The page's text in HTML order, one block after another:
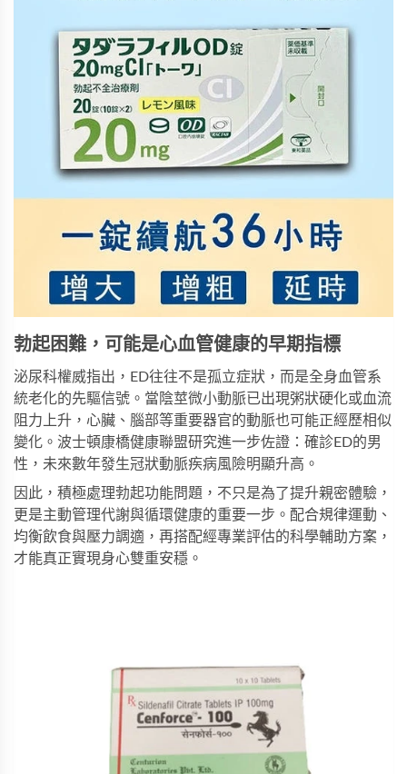
勃起困難，可能是心血管健康的早期指標
泌尿科權威指出，ED往往不是孤立症狀，而是全身血管系
統老化的先驅信號。當陰莖微小動脈已出現粥狀硬化或血流
阻力上升，心臟、腦部等重要器官的動脈也可能正經歷相似
變化。波士頓康橋健康聯盟研究進一步佐證：確診ED的男
性，未來數年發生冠狀動脈疾病風險明顯升高。
因此，積極處理勃起功能問題，不只是為了提升親密體驗，
更是主動管理代謝與循環健康的重要一步。配合規律運動、
均衡飲食與壓力調適，再搭配經專業評估的科學輔助方案，
才能真正實現身心雙重安穩。